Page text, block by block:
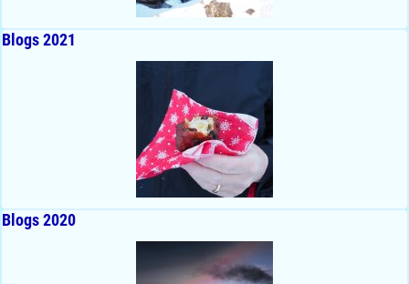
Blogs 2021
Blogs 2020